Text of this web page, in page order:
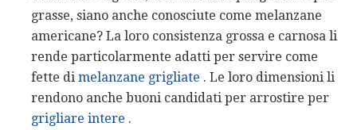
grasse, siano anche conosciute come melanzane
americane? La loro consistenza grossa e carnosa li
rende particolarmente adatti per servire come
fette di melanzane grigliate . Le loro dimensioni li
rendono anche buoni candidati per arrostire per
grigliare intere .